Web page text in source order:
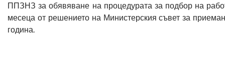
ППЗНЗ за обявяване на процедурата за подбор на
месеца от решението на Министерския съвет за
година.